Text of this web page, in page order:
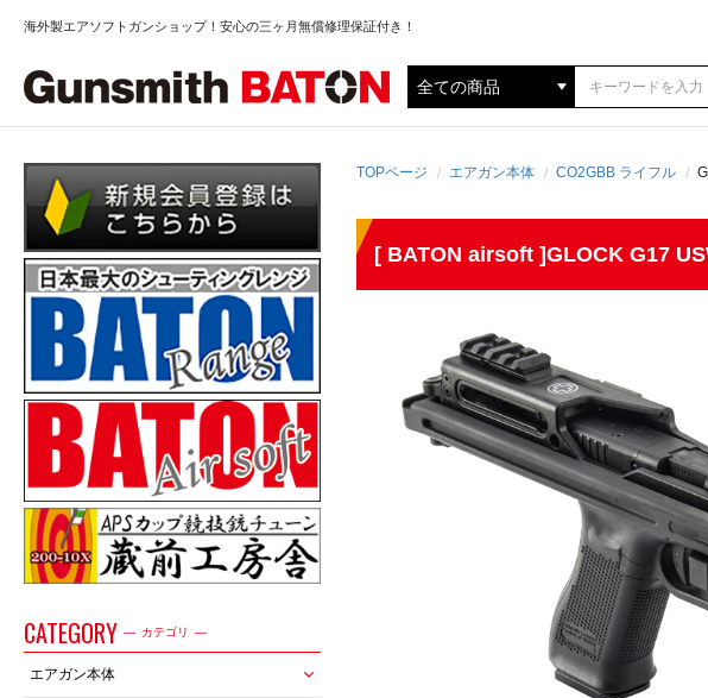
海外製エアソフトガンショップ！安心の三ヶ月無償修理保証付き！
CATEGORY カテゴリ
エアガン本体
TOPページ エアガン本体 CO2GBB ライフル
[ BATON airsoft ]GLOCK G17